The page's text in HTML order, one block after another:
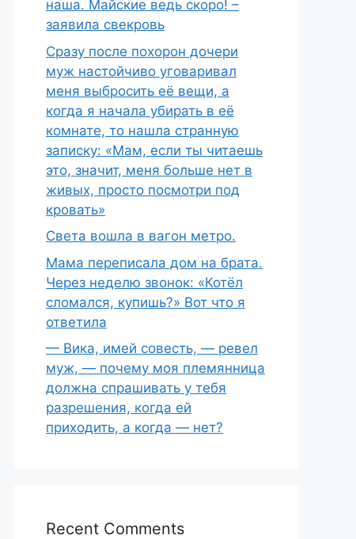
наша. Майские ведь скоро! –
заявила свекровь
Сразу после похорон дочери
муж настойчиво уговаривал
меня выбросить её вещи, а
когда я начала убирать в её
комнате, то нашла странную
записку: «Мам, если ты читаешь
это, значит, меня больше нет в
живых, просто посмотри под
кровать»
Света вошла в вагон метро.
Мама переписала дом на брата.
Через неделю звонок: «Котёл
сломался, купишь?» Вот что я
ответила
— Вика, имей совесть, — ревел
муж, — почему моя племянница
должна спрашивать у тебя
разрешения, когда ей
приходить, а когда — нет?
Recent Comments